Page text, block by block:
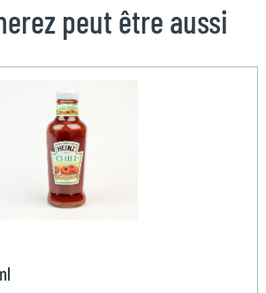
peut être aussi